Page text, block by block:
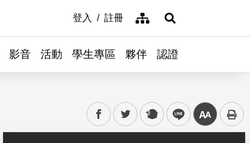
登入 註冊 網站導覽展開搜尋
影音 活動 學生專區 夥伴 認證
facebooktwitter plurk line 中